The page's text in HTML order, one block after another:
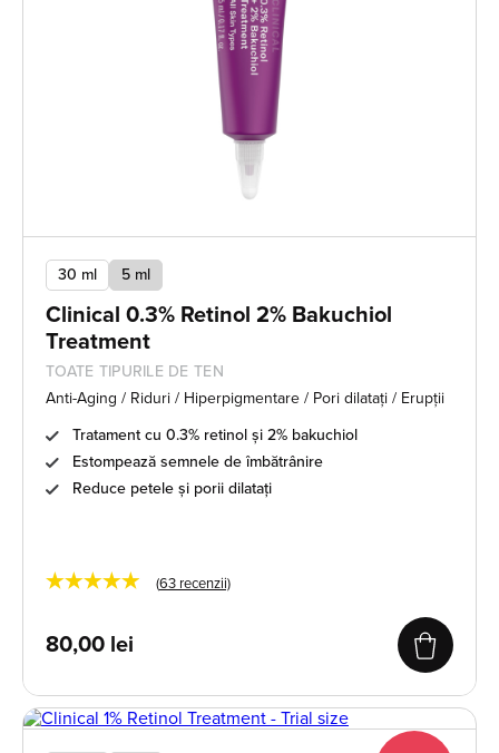
30 ml 5 ml
Clinical 0.3% Retinol 2% Bakuchiol
Treatment
TOATE TIPURILE DE TEN
Anti-Aging / Riduri / Hiperpigmentare / Pori dilatați / Erupții
Tratament cu 0.3% retinol și 2% bakuchiol
Estompează semnele de îmbătrânire
Reduce petele și porii dilatați
★★★★★ (63 recenzii)
80,00 lei